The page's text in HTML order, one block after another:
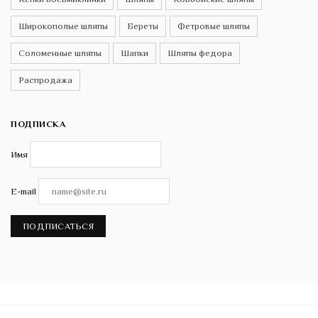
Широкополые шляпы Береты Фетровые шляпы
Соломенные шляпы Шапки Шляпы федора
Распродажа
ПОДПИСКА
Имя
E-mail
ПОДПИСАТЬСЯ